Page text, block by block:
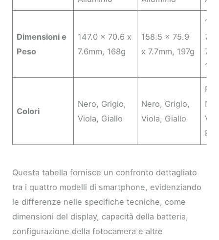
Dimensioni e
Peso
147.0 x 70.6 x
7.6mm, 168g
158.5 x 75.9
x 7.7mm, 197g
Colori
Nero, Grigio,
Viola, Giallo
Nero, Grigio,
Viola, Giallo
Questa tabella fornisce un confronto dettagliato
tra i quattro modelli di smartphone, evidenziando
le differenze nelle specifiche tecniche, come
dimensioni del display, capacità della batteria,
configurazione della fotocamera e altre